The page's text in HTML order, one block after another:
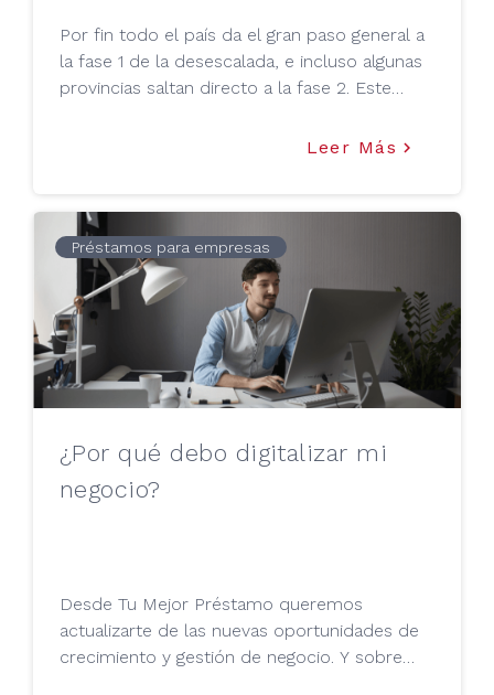
Por fin todo el país da el gran paso general a
la fase 1 de la desescalada, e incluso algunas
provincias saltan directo a la fase 2. Este
negocios reabrir sus locales e iniciar su
Leer Más keyboard_arrow_right
Préstamos para empresas
¿Por qué debo digitalizar mi
negocio?
Desde Tu Mejor Préstamo queremos
actualizarte de las nuevas oportunidades de
crecimiento y gestión de negocio. Y sobre